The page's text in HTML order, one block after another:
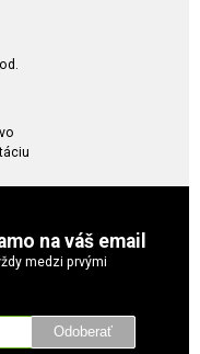
na váš email
medzi prvými
Odoberať